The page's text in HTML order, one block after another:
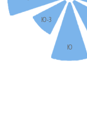
Ю
Ю-З